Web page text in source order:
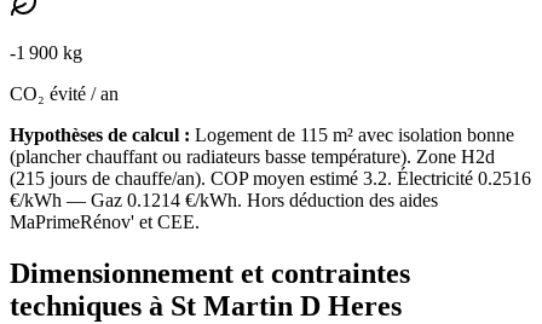
-1 900 kg
CO₂ évité / an
Hypothèses de calcul : Logement de 115 m² avec isolation bonne
(plancher chauffant ou radiateurs basse température). Zone H2d
(215 jours de chauffe/an). COP moyen estimé 3.2. Électricité 0.2516
€/kWh — Gaz 0.1214 €/kWh. Hors déduction des aides
MaPrimeRénov' et CEE.
Dimensionnement et contraintes
techniques à St Martin D Heres